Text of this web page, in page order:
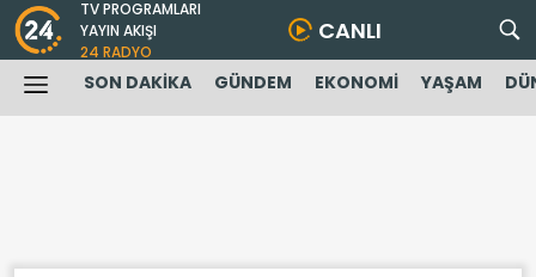
TV PROGRAMLARI
YAYIN AKIŞI
24 RADYO
CANLI
SON DAKİKA GÜNDEM EKONOMİ YAŞAM